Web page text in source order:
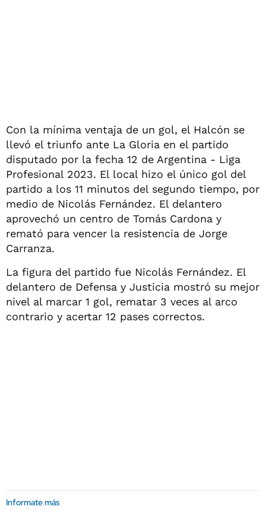
Con la mínima ventaja de un gol, el Halcón se
llevó el triunfo ante La Gloria en el partido
disputado por la fecha 12 de Argentina - Liga
Profesional 2023. El local hizo el único gol del
partido a los 11 minutos del segundo tiempo, por
medio de Nicolás Fernández. El delantero
aprovechó un centro de Tomás Cardona y
remató para vencer la resistencia de Jorge
Carranza.
La figura del partido fue Nicolás Fernández. El
delantero de Defensa y Justicia mostró su mejor
nivel al marcar 1 gol, rematar 3 veces al arco
contrario y acertar 12 pases correctos.
Informate más